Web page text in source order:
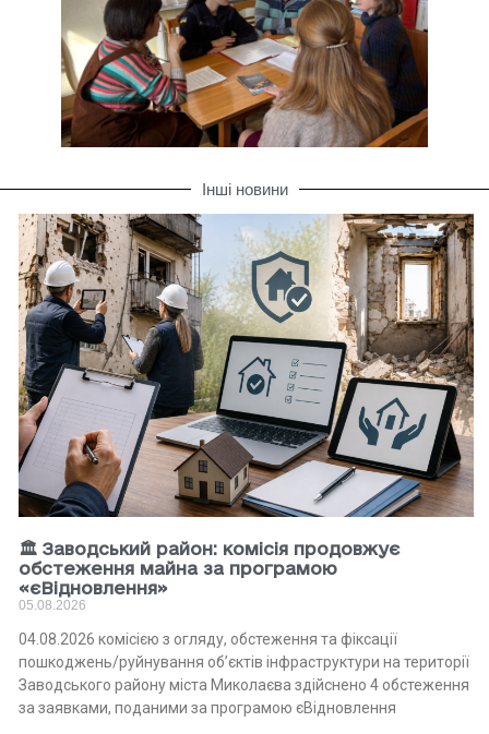
Інші новини
🏛 Заводський район: комісія продовжує
обстеження майна за програмою
«єВідновлення»
05.08.2026
04.08.2026 комісією з огляду, обстеження та фіксації
пошкоджень/руйнування об’єктів інфраструктури на території
Заводського району міста Миколаєва здійснено 4 обстеження
за заявками, поданими за програмою єВідновлення